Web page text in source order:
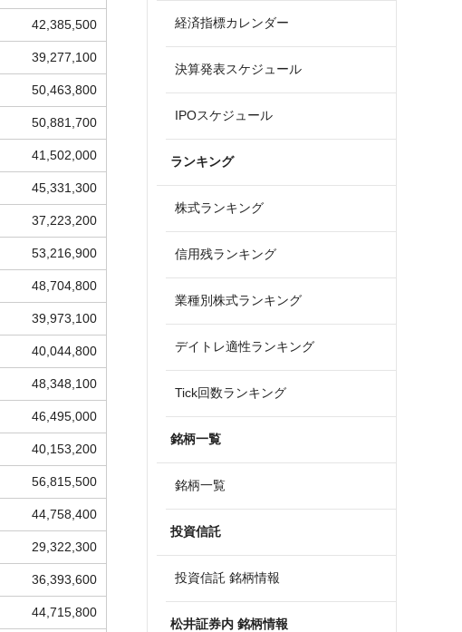
42,385,500
39,277,100
50,463,800
50,881,700
41,502,000
45,331,300
37,223,200
53,216,900
48,704,800
39,973,100
40,044,800
48,348,100
46,495,000
40,153,200
56,815,500
44,758,400
29,322,300
36,393,600
44,715,800
経済指標カレンダー
決算発表スケジュール
IPOスケジュール
ランキング
株式ランキング
信用残ランキング
業種別株式ランキング
デイトレ適性ランキング
Tick回数ランキング
銘柄一覧
銘柄一覧
投資信託
投資信託 銘柄情報
松井証券内 銘柄情報